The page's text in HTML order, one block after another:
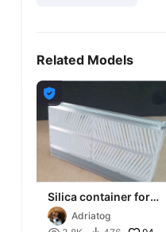
Related Models

Silica container for
CFS Adriatog